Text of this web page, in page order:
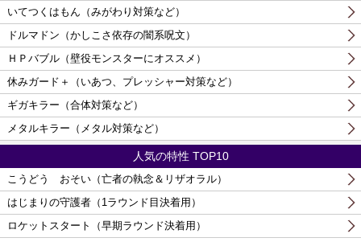
いてつくはもん（みがわり対策など）
ドルマドン（かしこさ依存の闇系呪文）
ＨＰバブル（壁役モンスターにオススメ）
休みガード＋（いあつ、プレッシャー対策など）
ギガキラー（合体対策など）
メタルキラー（メタル対策など）
人気の特性 TOP10
こうどう おそい（亡者の執念＆リザオラル）
はじまりの守護者（1ラウンド目決着用）
ロケットスタート（早期ラウンド決着用）